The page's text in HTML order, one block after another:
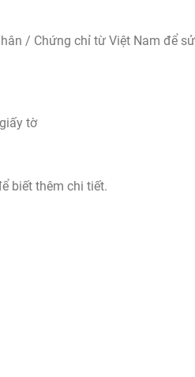
/ Chứng chỉ từ Việt Nam để
tờ
biết thêm chi tiết.